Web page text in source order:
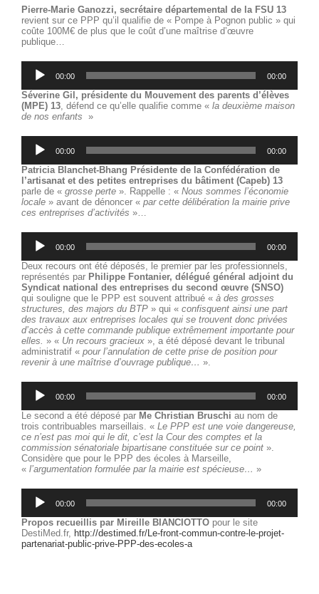
Pierre-Marie Ganozzi, secrétaire départemental de la FSU 13
revient sur ce PPP qu’il qualifie de « Pompe à Pognon public » qui
coûte 100M€ de plus que le coût d’une maîtrise d’œuvre
publique…
audio
00:00 00:00
Séverine Gil, présidente du Mouvement des parents d’élèves
(MPE) 13, défend ce qu’elle qualifie comme « la deuxième maison
de nos enfants »
audio
00:00 00:00
Patricia Blanchet-Bhang Présidente de la Confédération de
l’artisanat et des petites entreprises du bâtiment (Capeb) 13
parle de « grosse perte ». Rappelle : « Nous sommes l’économie
locale » avant de dénoncer « par cette délibération la mairie prive
ces entreprises d’activités »…
audio
00:00 00:00
Deux recours ont été déposés, le premier par les professionnels,
représentés par Philippe Fontanier, délégué général adjoint du
Syndicat national des entreprises du second œuvre (SNSO)
qui souligne que le PPP est souvent attribué « à des grosses
structures, des majors du BTP » qui « confisquent ainsi une part
des travaux aux entreprises locales qui se trouvent donc privées
d’accès à cette commande publique extrêmement importante pour
elles. » « Un recours gracieux », a été déposé devant le tribunal
administratif « pour l’annulation de cette prise de position pour
revenir à une maîtrise d’ouvrage publique… ».
audio
00:00 00:00
Le second a été déposé par Me Christian Bruschi au nom de
trois contribuables marseillais. « Le PPP est une voie dangereuse,
ce n’est pas moi qui le dit, c’est la Cour des comptes et la
commission sénatoriale bipartisane constituée sur ce point ».
Considère que pour le PPP des écoles à Marseille,
« l’argumentation formulée par la mairie est spécieuse… »
audio
00:00 00:00
Propos recueillis par Mireille BIANCIOTTO pour le site
DestiMed.fr, http://destimed.fr/Le-front-commun-contre-le-projet-
partenariat-public-prive-PPP-des-ecoles-a